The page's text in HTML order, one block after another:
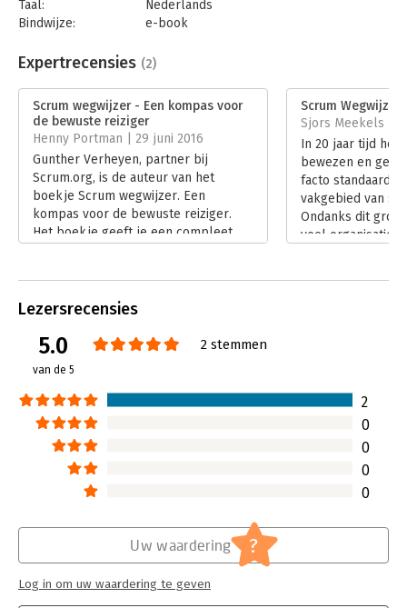
Taal:
Nederlands
Bindwijze:
e-book
Bestandsformaat:
epub
Uitgever:
Van Haren Publishing B.V.
Druk:
2
Verschijningsdatum:
17-4-2022
Hoofdrubriek:
Projectmanagement
Serie:
Best Practice Guides
Expertrecensies (2)
Scrum wegwijzer - Een kompas voor
de bewuste reiziger
Henny Portman | 29 juni 2016
Gunther Verheyen, partner bij
Scrum.org, is de auteur van het
boekje Scrum wegwijzer. Een
kompas voor de bewuste reiziger.
Het boekje geeft je een compleet
Scrum Wegwijzer
Sjors Meekels |
In 20 jaar tijd
bewezen en
facto standaard
vakgebied van
Ondanks dit
veel organisaties
Lezersrecensies
5.0
van de 5
2 stemmen
2
0
0
0
0
Uw waardering ?
Log in om uw waardering te geven